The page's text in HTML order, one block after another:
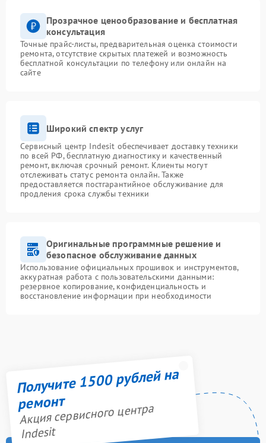
Прозрачное ценообразование и бесплатная
консультация
Точные прайс-листы, предварительная оценка стоимости
ремонта, отсутствие скрытых платежей и возможность
бесплатной консультации по телефону или онлайн на
сайте
Широкий спектр услуг
Сервисный центр Indesit обеспечивает доставку техники
по всей РФ, бесплатную диагностику и качественный
ремонт, включая срочный ремонт. Клиенты могут
отслеживать статус ремонта онлайн. Также
предоставляется постгарантийное обслуживание для
продления срока службы техники
Оригинальные программные решение и
безопасное обслуживание данных
Использование официальных прошивок и инструментов,
аккуратная работа с пользовательскими данными:
резервное копирование, конфиденциальность и
восстановление информации при необходимости
Получите 1500 рублей на
ремонт
Акция сервисного центра
Indesit